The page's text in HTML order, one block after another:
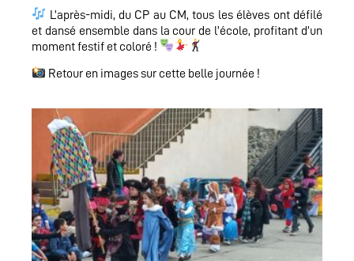
L’après-midi, du CP au CM, tous les élèves ont défilé
et dansé ensemble dans la cour de l’école, profitant d’un
moment festif et coloré !
Retour en images sur cette belle journée !